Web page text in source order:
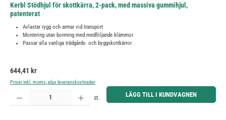
Kerbl Stödhjul för skottkärra, 2-pack, med massiva gummihjul,
patenterat
Avlastar rygg och armar vid transport
Montering utan borrning med medföljande klämmor
Passar alla vanliga trädgårds- och byggskottkärror
Ordinarie pris:
644,41 kr
Priser inkl. moms, plus leveranskostnader
Produktkvantitet: Ange önskat belopp eller använd knapparna för att öka eller minska kvantiteten.
st. LÄGG TILL I KUNDVAGNEN